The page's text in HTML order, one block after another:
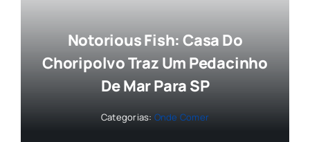
Notorious Fish: Casa Do
Choripolvo Traz Um Pedacinho
De Mar Para SP
Categorias: Onde Comer